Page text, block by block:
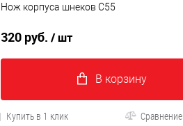
Нож корпуса шнеков C55
320 руб. / шт
В корзину
Купить в 1 клик Сравнение